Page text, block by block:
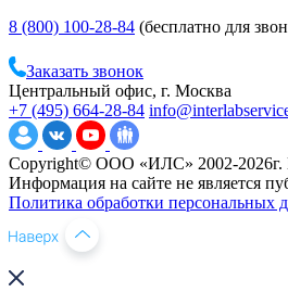
8 (800) 100-28-84 (бесплатно для
Заказать звонок
Центральный офис, г. Москва
+7 (495) 664-28-84
Copyright© ООО «ИЛС» 2002-2026г.
Информация на сайте не является
Политика обработки персональных